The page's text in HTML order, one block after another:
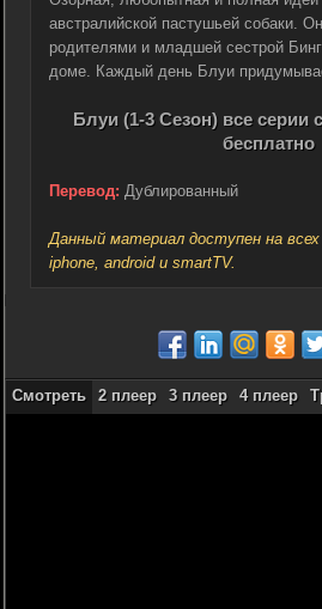
австралийской пастушьей собаки.
родителями и младшей сестрой
доме. Каждый день Блуи
Блуи (1-3 Сезон) все серии
бесплатно
Перевод: Дублированный
Данный материал доступен на
iphone, android и smartTV.
Смотреть 2 плеер 3 плеер 4 плеер